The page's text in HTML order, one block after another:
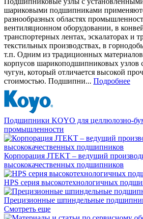
шариковыми подшипниками
разнообразных областях
вентиляционном оборудовании, в
транспортерных лентах, эскалаторах и
текстильных производствах, в
т.п. Одним из традиционных материалов
корпусов шарикоподшипниковых узлов
чугун, который отличается высокой
стоимостью. Подшипни... Подробнее
Подшипники KOYO для целлюлозно-
промышленности
Корпорация JTEKT – ведущий
высококачественных подшипников
HPS серия высокотехнологичных
Прецизионные шпиндельные
Смотреть еще